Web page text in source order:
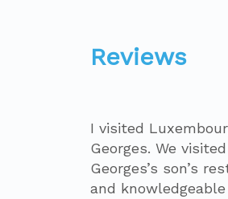
Reviews
I visited
Georges. We
Georges’s son’s
and